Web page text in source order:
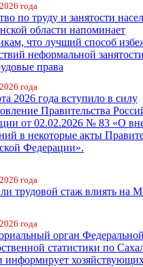
года
по труду и занятости
области напоминает
что лучший способ
неформальной
права
года
2026 года вступило в силу
Правительства
от 02.02.2026 № 83 «О
в некоторые акты
Федерации».
года
трудовой стаж влиять на
года
орган
статистики по
информирует